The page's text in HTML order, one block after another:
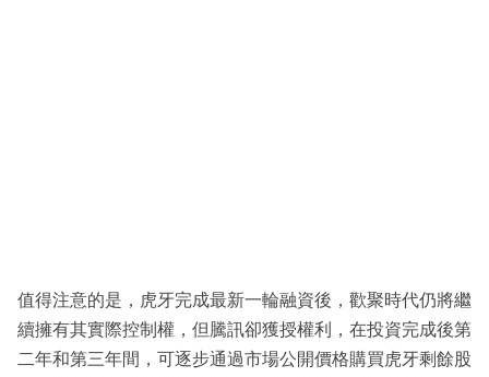
值得注意的是，虎牙完成最新一輪融資後，歡聚時代仍將繼
續擁有其實際控制權，但騰訊卻獲授權利，在投資完成後第
二年和第三年間，可逐步通過市場公開價格購買虎牙剩餘股